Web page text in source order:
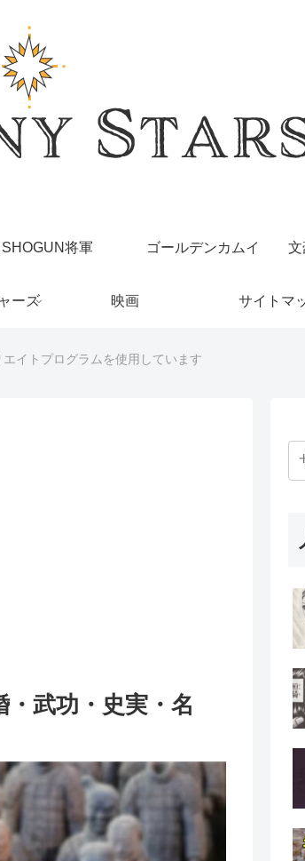
SHOGUN将軍 ゴールデンカムイ 文
ーズ 映画 サイトマ
イトプログラムを使用しています
・武功・史実・名